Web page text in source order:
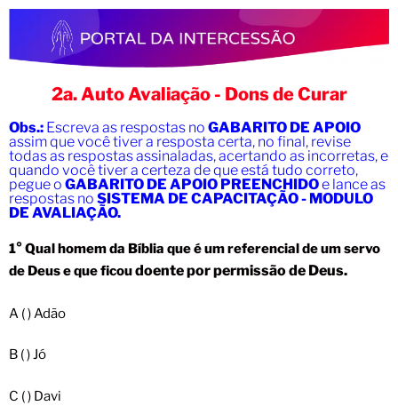
2a. Auto Avaliação - Dons de Curar
Obs.: Escreva as respostas no GABARITO DE APOIO
assim que você tiver a resposta certa, no final, revise
todas as respostas assinaladas, acertando as incorretas, e
quando você tiver a certeza de que está tudo correto,
pegue o GABARITO DE APOIO PREENCHIDOe lance as
respostas no SISTEMA DE CAPACITAÇÃO - MODULO
DE AVALIAÇÃO.
1° Qual homem da Bíblia que é um referencial de um servo
de Deus e que ficoudoente por permissão de Deus.
A ( ) Adão
B ( ) Jó
C ( ) Davi